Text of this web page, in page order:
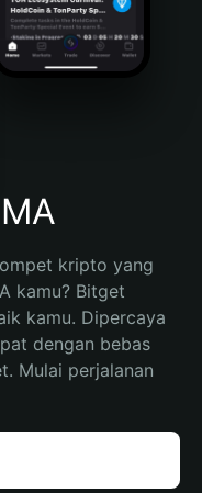
kripto yang
kamu? Bitget
kamu. Dipercaya
dengan bebas
Mulai perjalanan